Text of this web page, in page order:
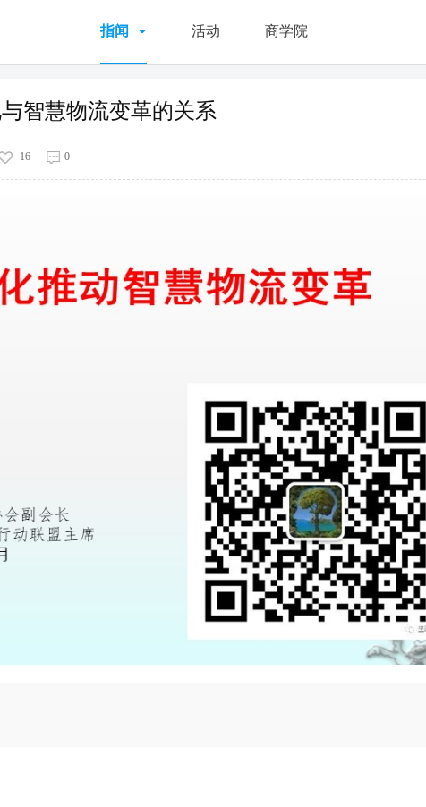
指闻 活动 商学院
智慧物流变革的关系
16 0